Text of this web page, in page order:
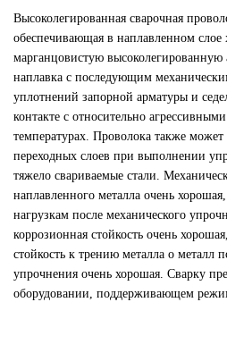
Высоколегированная сварочная
обеспечивающая в наплавленном слое
марганцовистую высоколегированную
наплавка с последующим
уплотнений запорной арматуры и
контакте с относительно
температурах. Проволока также
переходных слоев при выполнении
тяжело свариваемые стали.
наплавленного металла очень
нагрузкам после механического
коррозионная стойкость очень
стойкость к трению металла о металл
упрочнения очень хорошая. Сварку
оборудовании, поддерживающем